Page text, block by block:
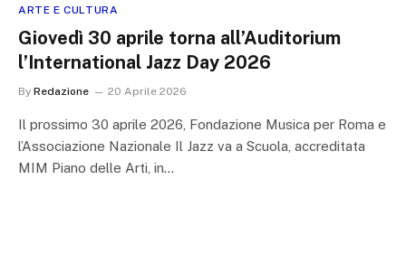
ARTE E CULTURA
Giovedì 30 aprile torna all’Auditorium
l’International Jazz Day 2026
By Redazione 20 Aprile 2026
Il prossimo 30 aprile 2026, Fondazione Musica per Roma e
l’Associazione Nazionale Il Jazz va a Scuola, accreditata
MIM Piano delle Arti, in…